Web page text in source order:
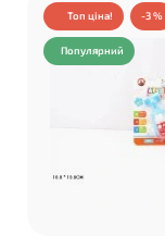
Топ ціна! -3 %
Популярний